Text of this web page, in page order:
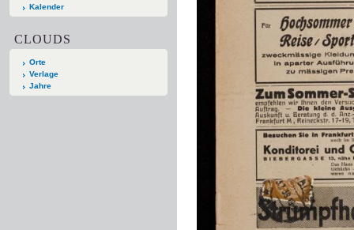
Kalender
CLOUDS
Orte
Verlage
Jahre